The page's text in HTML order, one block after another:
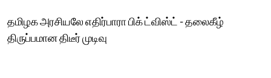
தமிழக அரசியலே எதிர்பாரா பிக் ட்விஸ்ட் - தலைகீழ்
திருப்பமான திடீர் முடிவு